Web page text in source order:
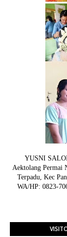
YUSNI
Aektolang Permai
Terpadu, Kec
WA/HP: 0823-